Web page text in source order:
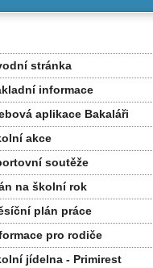
stránka
informace
aplikace Bakaláři
akce
soutěže
na školní rok
plán práce
pro rodiče
jídelna - Primirest